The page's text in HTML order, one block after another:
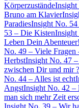
KörperzuständeInsight
Bruno am Klavier
ParadiesInsight No.
53 – Die KistenInsight
Leben Dein Abenteuer!
No. 49 – Viele
HerbstInsight No. 47
zwischen Dir und mir ?
No. 44 – Alles ist echt
AngstInsight No. 42 –
man sich mehr Zeit
Insight No. 39 – Wir